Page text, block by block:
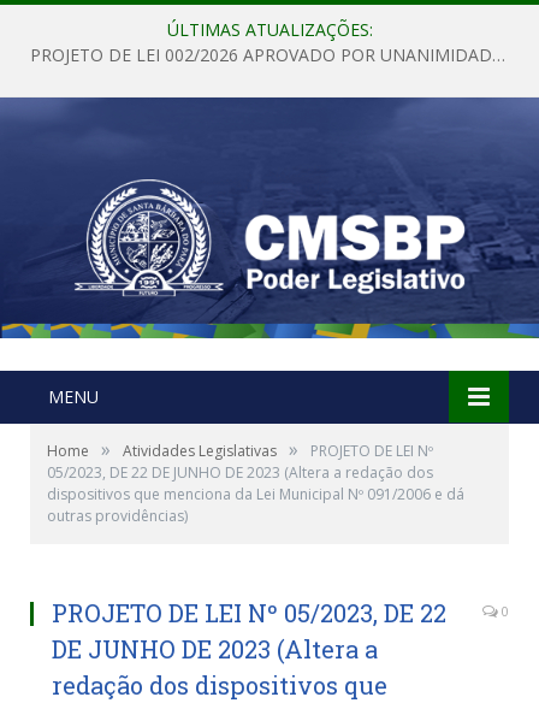
ÚLTIMAS ATUALIZAÇÕES:
PROJETO DE LEI 002/2026 APROVADO POR UNANIMIDADE EM SESSÃO ORDINÁRIA NESTA QUINTA – FEIRA 28 DE MAIO DE 2026
MENU
Home » Atividades Legislativas »
PROJETO DE LEI Nº
05/2023, DE 22 DE JUNHO DE 2023 (Altera a redação dos
dispositivos que menciona da Lei Municipal Nº 091/2006 e dá
outras providências)
PROJETO DE LEI Nº 05/2023, DE 22
DE JUNHO DE 2023 (Altera a
redação dos dispositivos que
0